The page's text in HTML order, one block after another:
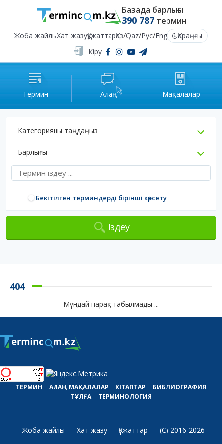
Базада барлығы
390 787термин
Жоба жайлыХат жазуҚұжаттарҚаз/Qaz/Рус/Eng
Қараңғы
Кіру
Термин Алаң Мақалалар
Категорияны таңдаңыз
Барлығы
Бекітілген терминдерді бірінші көрсету
Іздеу
404
Мұндай парақ табылмады ...
ТЕРМИН АЛАҢ МАҚАЛАЛАР КІТАПТАР
БИБЛИОГРАФИЯ
ТҰЛҒА
ТЕРМИНОЛОГИЯ
Жоба жайлы Хат жазу Құжаттар
(C) 2016-2026